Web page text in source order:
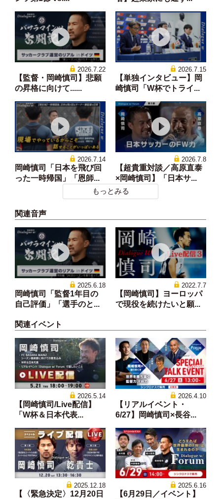
2026.7.22
【監督・岡崎慎司】悲願
の昇格に向けて......
2026.7.15
【単独インタビュー】岡
崎慎司「W杯でトライ...
2026.7.14
岡崎慎司「日本を飛び回
った一時帰国」「恩師...
2026.7.8
【超貴重対談／高原直泰
×岡崎慎司】「日本サ...
もっとみる
関連音声
2025.6.18
岡崎慎司「監督1年目の
自己評価」「選手のと...
2022.7.7
【岡崎慎司】ヨーロッパ
で現役を続けたいと願...
関連イベント
2026.5.14
【岡崎慎司/Live配信】
「W杯＆日本代表...
2026.4.10
【リアルイベント・
6/27】岡崎慎司×長谷...
2025.12.18
【〈緊急決定〉12月20日
2025.6.16
【6月29日／イベント】